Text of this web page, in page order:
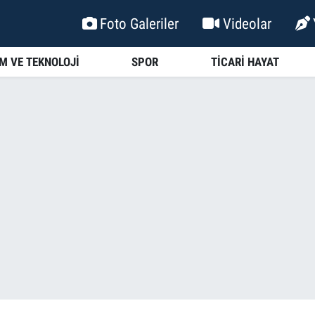
Foto Galeriler Videolar
VE TEKNOLOJİ SPOR TİCARİ HAYAT